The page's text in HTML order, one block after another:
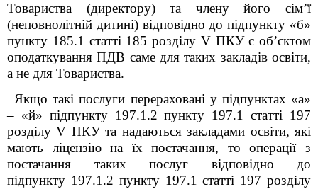
Товариства (директору) та члену його сім’ї
(неповнолітній дитині) відповідно до підпункту «б»
пункту 185.1 статті 185 розділу V ПКУ є об’єктом
оподаткування ПДВ саме для таких закладів освіти,
а не для Товариства.
Якщо такі послуги перераховані у підпунктах «а»
– «й» підпункту 197.1.2 пункту 197.1 статті 197
розділу V ПКУ та надаються закладами освіти, які
мають ліцензію на їх постачання, то операції з
постачання таких послуг відповідно до
підпункту 197.1.2 пункту 197.1 статті 197 розділу